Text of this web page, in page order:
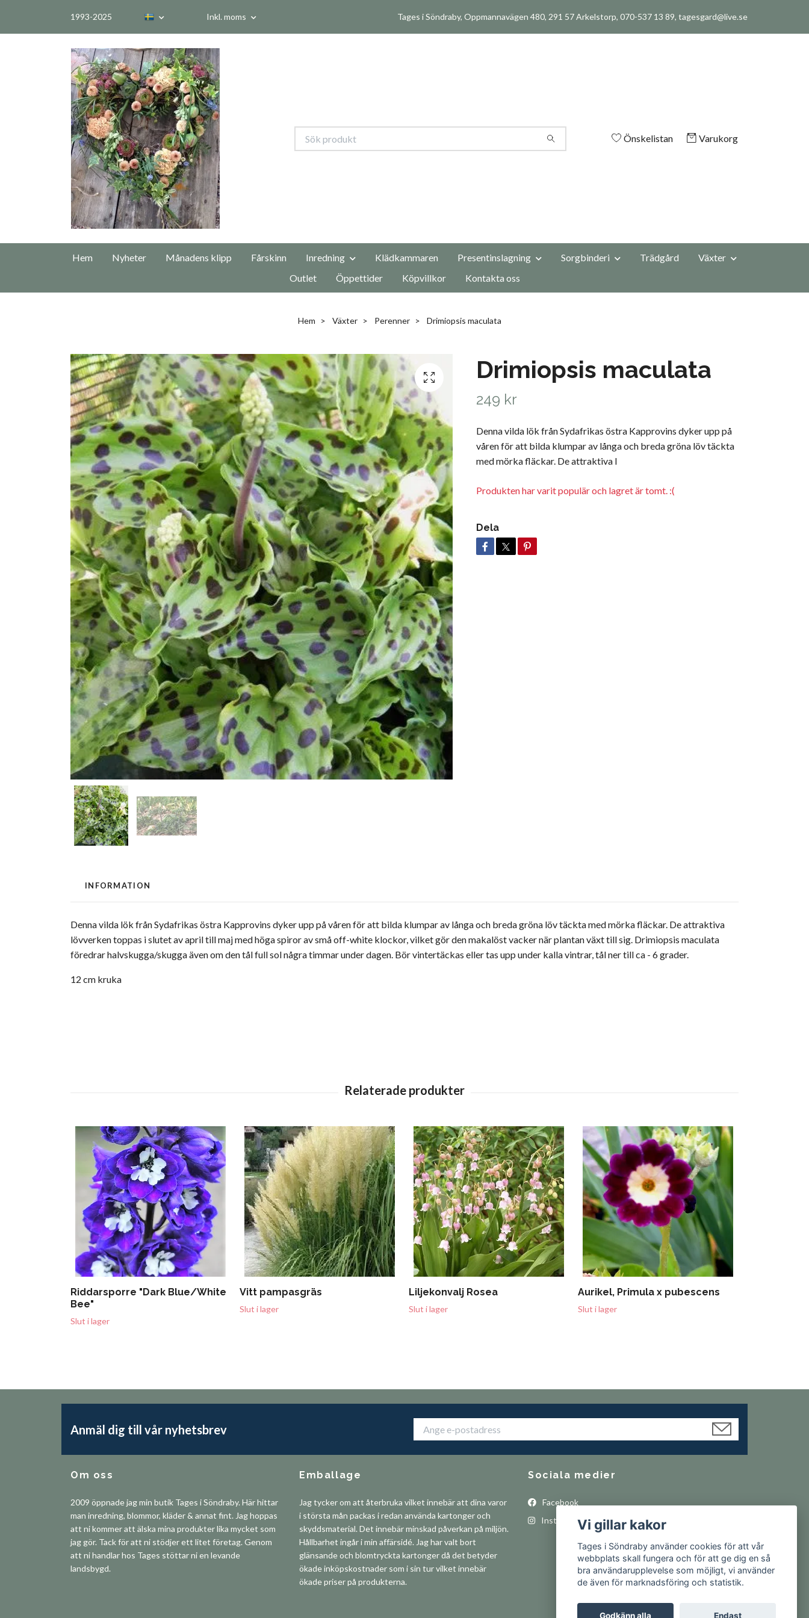
1993-2025 Inkl. moms Tages i Söndraby, Oppmannavägen 480, 291 57 Arkelstorp, 070-537 13 89, tagesgard@live.se
Önskelistan Varukorg
Hem Nyheter Månadens klipp Fårskinn Inredning Klädkammaren Presentinslagning Sorgbinderi Trädgård
Växter
Outlet
Öppettider Köpvillkor Kontakta oss
Hem Växter Perenner Drimiopsis maculata
Drimiopsis maculata
249 kr
Denna vilda lök från Sydafrikas östra Kapprovins dyker upp på
våren för att bilda klumpar av långa och breda gröna löv täckta
med mörka fläckar. De attraktiva l
Produkten har varit populär och lagret är tomt. :(
Dela
INFORMATION
Denna vilda lök från Sydafrikas östra Kapprovins dyker upp på våren för att bilda klumpar av långa och breda gröna löv täckta med mörka fläckar. De attraktiva
lövverken toppas i slutet av april till maj med höga spiror av små off-white klockor, vilket gör den makalöst vacker när plantan växt till sig. Drimiopsis maculata
föredrar halvskugga/skugga även om den tål full sol några timmar under dagen. Bör vintertäckas eller tas upp under kalla vintrar, tål ner till ca - 6 grader.
12 cm kruka
Riddarsporre "Dark Blue/White
Bee"
Slut i lager
Vitt pampasgräs
Slut i lager
Liljekonvalj Rosea
Slut i lager
Aurikel, Primula x pubescens
Slut i lager
Anmäl dig till vår nyhetsbrev
Om oss
2009 öppnade jag min butik Tages i Söndraby. Här hittar
man inredning, blommor, kläder & annat fint. Jag hoppas
att ni kommer att älska mina produkter lika mycket som
jag gör. Tack för att ni stödjer ett litet företag. Genom
att ni handlar hos Tages stöttar ni en levande
landsbygd.
Emballage
Jag tycker om att återbruka vilket innebär att dina varor
i största mån packas i redan använda kartonger och
skyddsmaterial. Det innebär minskad påverkan på miljön.
Hållbarhet ingår i min affärsidé. Jag har valt bort
glänsande och blomtryckta kartonger då det betyder
ökade inköpskostnader som i sin tur vilket innebär
ökade priser på produkterna.
Sociala medier
Facebook
InstagramVi gillar kakor
Tages i Söndraby använder cookies för att vår
webbplats skall fungera och för att ge dig en så
bra användarupplevelse som möjligt, vi använder
de även för marknadsföring och statistik.
Godkänn alla Endast